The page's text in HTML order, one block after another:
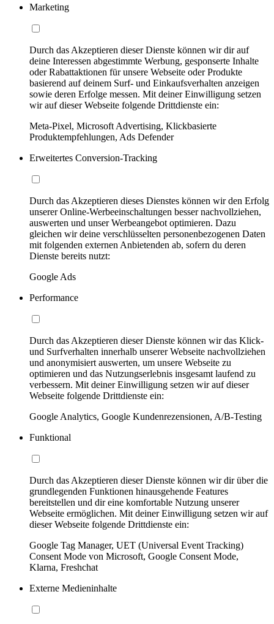
Marketing
Durch das Akzeptieren dieser Dienste können wir dir auf
deine Interessen abgestimmte Werbung, gesponserte Inhalte
oder Rabattaktionen für unsere Webseite oder Produkte
basierend auf deinem Surf- und Einkaufsverhalten anzeigen
sowie deren Erfolge messen. Mit deiner Einwilligung setzen
wir auf dieser Webseite folgende Drittdienste ein:
Meta-Pixel, Microsoft Advertising, Klickbasierte
Produktempfehlungen, Ads Defender
Erweitertes Conversion-Tracking
Durch das Akzeptieren dieses Dienstes können wir den Erfolg
unserer Online-Werbeeinschaltungen besser nachvollziehen,
auswerten und unser Werbeangebot optimieren. Dazu
gleichen wir deine verschlüsselten personenbezogenen Daten
mit folgenden externen Anbietenden ab, sofern du deren
Dienste bereits nutzt:
Google Ads
Performance
Durch das Akzeptieren dieser Dienste können wir das Klick-
und Surfverhalten innerhalb unserer Webseite nachvollziehen
und anonymisiert auswerten, um unsere Webseite zu
optimieren und das Nutzungserlebnis insgesamt laufend zu
verbessern. Mit deiner Einwilligung setzen wir auf dieser
Webseite folgende Drittdienste ein:
Google Analytics, Google Kundenrezensionen, A/B-Testing
Funktional
Durch das Akzeptieren dieser Dienste können wir dir über die
grundlegenden Funktionen hinausgehende Features
bereitstellen und dir eine komfortable Nutzung unserer
Webseite ermöglichen. Mit deiner Einwilligung setzen wir auf
dieser Webseite folgende Drittdienste ein:
Google Tag Manager, UET (Universal Event Tracking)
Consent Mode von Microsoft, Google Consent Mode,
Klarna, Freshchat
Externe Medieninhalte